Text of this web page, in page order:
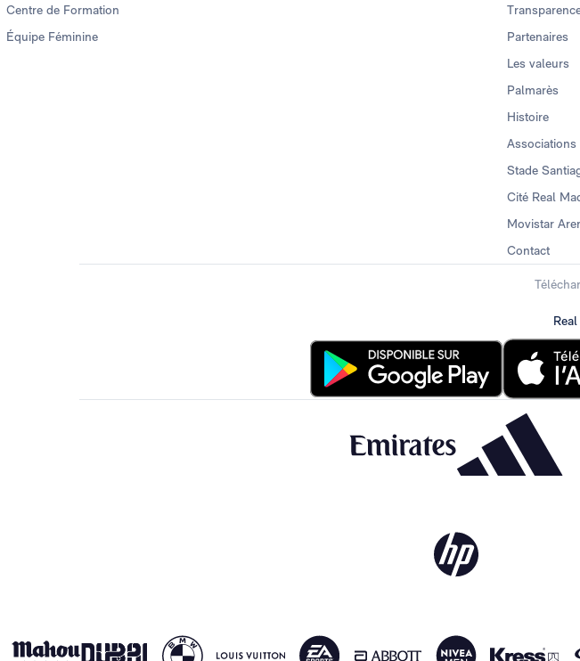
Centre de Formation
Équipe Féminine
Partenaires
Les valeurs
Palmarès
Histoire
Stade
Cité Real
Movistar
Contact